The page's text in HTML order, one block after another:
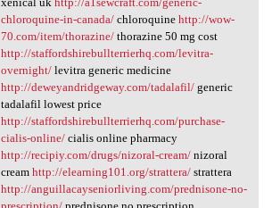
chloroquine-in-canada/chloroquine http://wow-
70.com/item/thorazine/thorazine 50 mg cost
http://staffordshirebullterrierhq.com/levitra-
overnight/levitra generic medicine
http://deweyandridgeway.com/tadalafil/generic
tadalafil lowest price
http://staffordshirebullterrierhq.com/purchase-
cialis-online/cialis online pharmacy
http://recipiy.com/drugs/nizoral-cream/nizoral
cream http://elearning101.org/strattera/strattera
http://anguillacayseniorliving.com/prednisone-no-